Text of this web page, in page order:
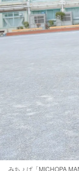
みちょぱ「MICHOPA